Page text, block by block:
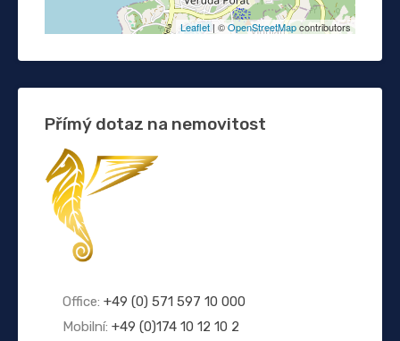
Leaflet | ©OpenStreetMapcontributors
Přímý dotaz na nemovitost
Office: +49 (0) 571 597 10 000
Mobilní: +49 (0)174 10 12 10 2